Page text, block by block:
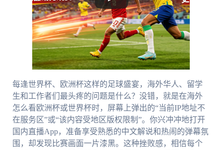
每逢世界杯、欧洲杯这样的足球盛宴，海外华人、留学
生和工作者们最头疼的问题是什么？没错，就是在海外
怎么看欧洲杯或世界杯时，屏幕上弹出的“当前IP地址不
在服务区”或“该内容受地区版权限制”。你兴冲冲地打开
国内直播App，准备享受熟悉的中文解说和热闹的弹幕氛
围，却发现比赛画面一片漆黑。这种挫败感，相信每个